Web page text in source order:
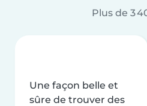
Plus de 3
Une façon belle et
sûre de trouver des